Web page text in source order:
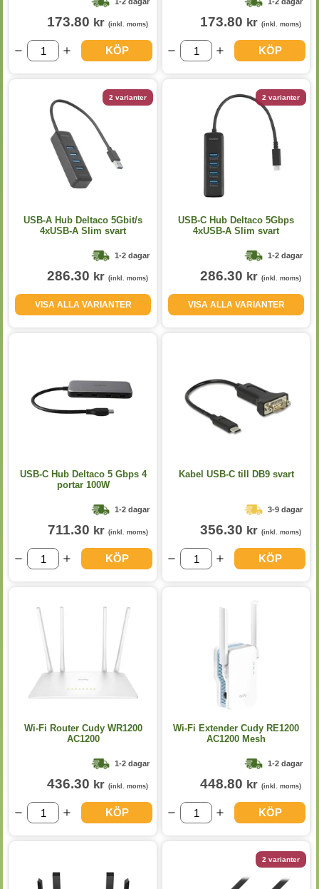
173.80 kr (inkl. moms)
KÖP
173.80 kr (inkl. moms)
KÖP
2 varianter
USB-A Hub Deltaco 5Gbit/s
4xUSB-A Slim svart
1-2 dagar
286.30 kr (inkl. moms)
VISA ALLA VARIANTER
2 varianter
USB-C Hub Deltaco 5Gbps
4xUSB-A Slim svart
1-2 dagar
286.30 kr (inkl. moms)
VISA ALLA VARIANTER
USB-C Hub Deltaco 5 Gbps 4
portar 100W
1-2 dagar
711.30 kr (inkl. moms)
KÖP
Kabel USB-C till DB9 svart
3-9 dagar
356.30 kr (inkl. moms)
KÖP
Wi-Fi Router Cudy WR1200
AC1200
1-2 dagar
436.30 kr (inkl. moms)
KÖP
Wi-Fi Extender Cudy RE1200
AC1200 Mesh
1-2 dagar
448.80 kr (inkl. moms)
KÖP
2 varianter